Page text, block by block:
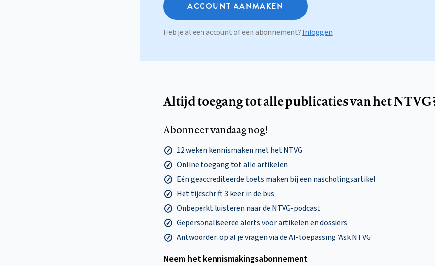
ACCOUNT AANMAKEN
Heb je al een account of een abonnement? Inloggen
Altijd toegang tot alle publicaties van het
Abonneer vandaag nog!
12 weken kennismaken met het NTVG
Online toegang tot alle artikelen
Eén geaccrediteerde toets maken bij een nascholingsartikel
Het tijdschrift 3 keer in de bus
Onbeperkt luisteren naar de NTVG-podcast
Gepersonaliseerde alerts voor artikelen en dossiers
Antwoorden op al je vragen via de AI-toepassing 'Ask NTVG'
Neem het kennismakings­abonnement